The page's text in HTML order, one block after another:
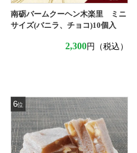
南砺バームクーヘン木楽里 ミニ
サイズ(バニラ、チョコ)10個入
2,300円（税込）
6位